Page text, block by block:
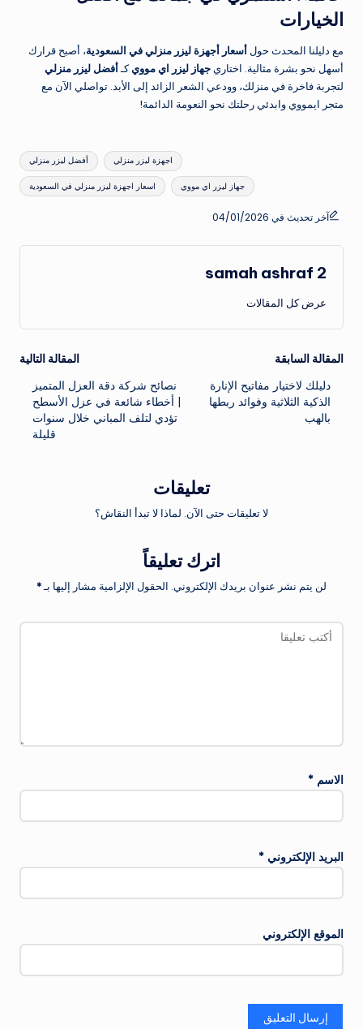
الخيارات
مع دليلنا المحدث حول أسعار أجهزة ليزر منزلي في السعودية، أصبح قرارك
أسهل نحو بشرة مثالية. اختاريجهاز ليزر اي موويكـأفضل ليزر منزلي
لتجربة فاخرة في منزلك، وودعي الشعر الزائد إلى الأبد. تواصلي الآن مع
متجر ايمووي وابدئي رحلتك نحو النعومة الدائمة!
أفضل ليزر منزلي اجهزة ليزر منزلي
اسعار اجهزة ليزر منزلي في السعودية جهاز ليزر اي مووي
آخر تحديث في 04/01/2026
samah ashraf 2
عرض كل المقالات
تصفّح
المقالات
المقالة السابقة
دليلك لاختيار مفاتيح الإنارة
الذكية الثلاثية وفوائد ربطها
بالهب
المقالة التالية
نصائح شركة دقة العزل المتميز
| أخطاء شائعة في عزل الأسطح
تؤدي لتلف المباني خلال سنوات
قليلة
تعليقات
لا تعليقات حتى الآن. لماذا لا تبدأ النقاش؟
اترك تعليقاً
لن يتم نشر عنوان بريدك الإلكتروني. الحقول الإلزامية مشار إليها بـ*
الاسم *
البريد الإلكتروني *
الموقع الإلكتروني